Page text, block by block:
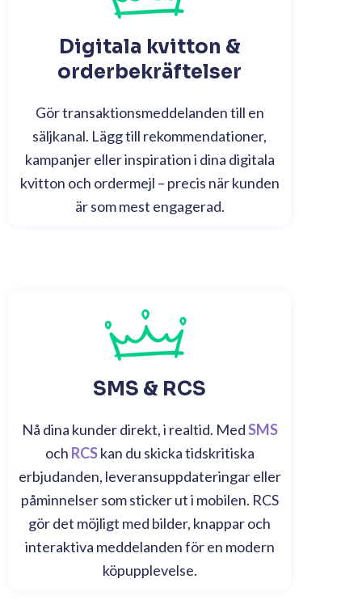
Digitala kvitton &
orderbekräftelser
Gör transaktionsmeddelanden till en
säljkanal. Lägg till rekommendationer,
kampanjer eller inspiration i dina digitala
kvitton och ordermejl – precis när kunden
är som mest engagerad.
SMS & RCS
Nå dina kunder direkt, i realtid. MedSMS
och RCSkan du skicka tidskritiska
erbjudanden, leveransuppdateringar eller
påminnelser som sticker ut i mobilen. RCS
gör det möjligt med bilder, knappar och
interaktiva meddelanden för en modern
köpupplevelse.